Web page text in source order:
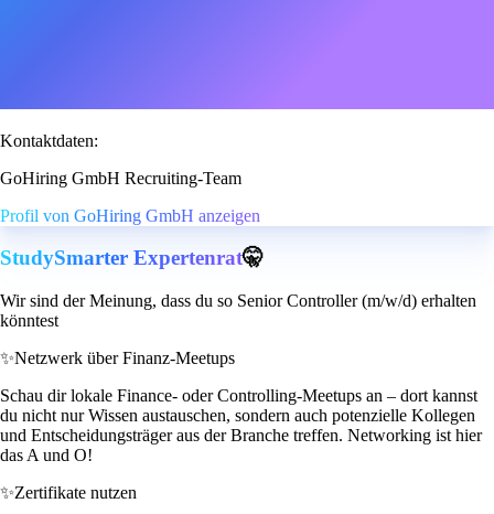
Kontaktdaten:
GoHiring GmbH Recruiting-Team
Profil von GoHiring GmbH anzeigen
StudySmarter Expertenrat🤫
Wir sind der Meinung, dass du so Senior Controller (m/w/d) erhalten
könntest
✨Netzwerk über Finanz-Meetups
Schau dir lokale Finance- oder Controlling-Meetups an – dort kannst
du nicht nur Wissen austauschen, sondern auch potenzielle Kollegen
und Entscheidungsträger aus der Branche treffen. Networking ist hier
das A und O!
✨Zertifikate nutzen